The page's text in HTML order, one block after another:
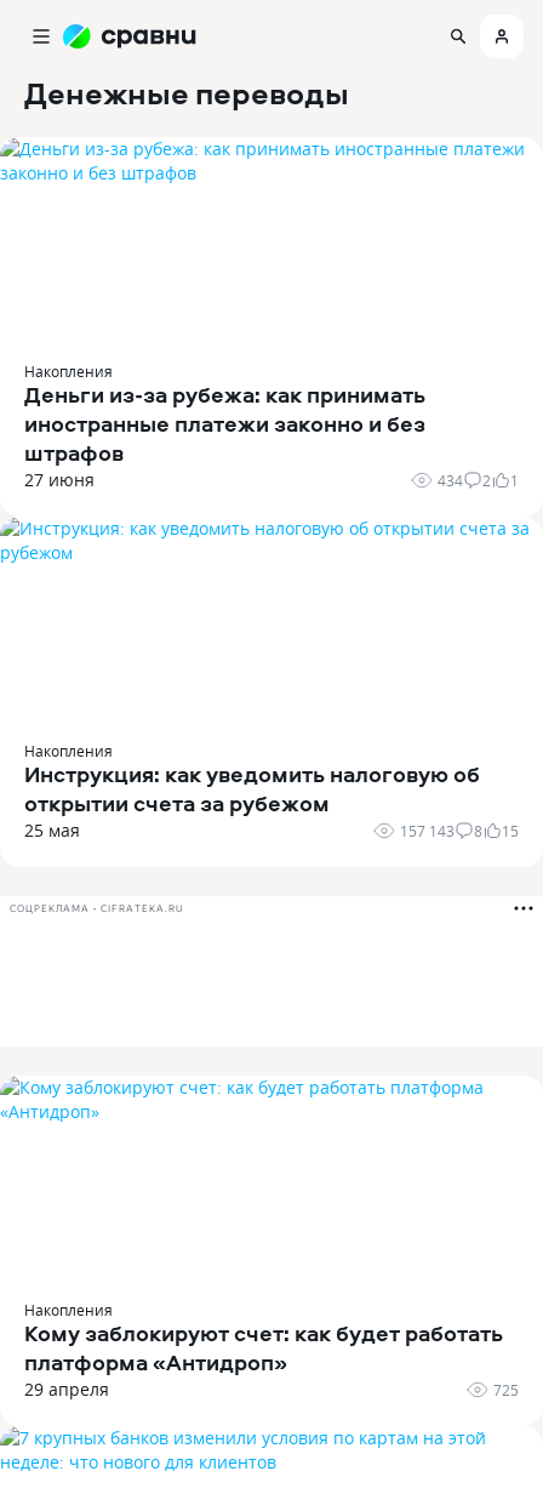
Денежные переводы
Накопления
Деньги из-за рубежа: как принимать
иностранные платежи законно и без
штрафов
27 июня 434 2 1
Накопления
Инструкция: как уведомить налоговую об
открытии счета за рубежом
25 мая 157 143 8 15
СОЦРЕКЛАМА • CIFRATEKA.RU
Накопления
Кому заблокируют счет: как будет работать
платформа «Антидроп»
29 апреля 725